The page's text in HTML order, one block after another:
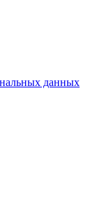
данных